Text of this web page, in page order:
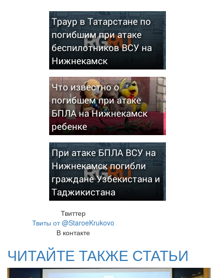
Траур в Татарстане по
погибшим при атаке
беспилотников ВСУ на
Нижнекамск
Что известно о
погибшем при атаке
БПЛА на Нижнекамск
ребенке
При атаке БПЛА ВСУ на
Нижнекамск погибли
граждане Узбекистана и
Таджикистана
Твиттер
Твиты от @StaroeKrukovo
В контакте
ЧИТАЙТЕ ТАКЖЕ СТАТЬИ